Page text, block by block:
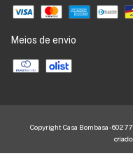
Meios de envio
Copyright Casa Bombasa -